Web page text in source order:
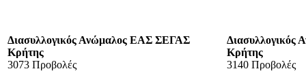
Διασυλλογικός Ανώμαλος ΕΑΣ ΣΕΓΑΣ
Κρήτης
3073 Προβολές
Κρήτης
3140 Προβολές